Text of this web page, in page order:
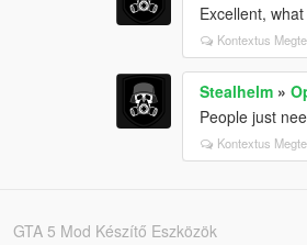
Excellent,
Kontextus
Stealhelm »
People just
Kontextus
GTA 5 Mod Készítő Eszközök